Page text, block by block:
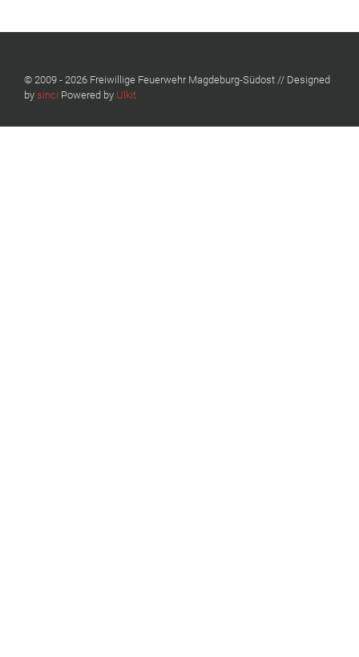
© 2009 - 2026 Freiwillige Feuerwehr Magdeburg-Südost // Designed
by sinci Powered by Ulkit